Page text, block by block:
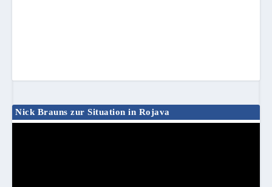
Nick Brauns zur Situation in Rojava